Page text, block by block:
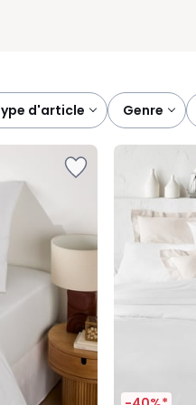
type d'article genre